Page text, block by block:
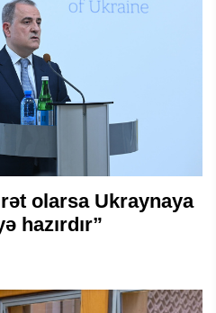
olarsa Ukraynaya
hazırdır”